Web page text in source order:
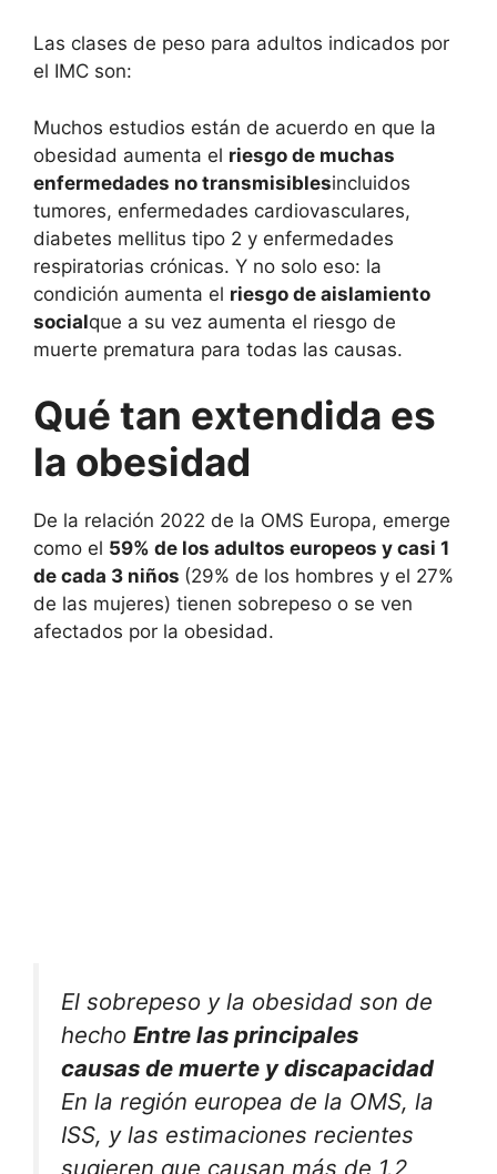
Las clases de peso para adultos indicados por
el IMC son:
Muchos estudios están de acuerdo en que la
obesidad aumenta el riesgo de muchas
enfermedades no transmisiblesincluidos
tumores, enfermedades cardiovasculares,
diabetes mellitus tipo 2 y enfermedades
respiratorias crónicas. Y no solo eso: la
condición aumenta el riesgo de aislamiento
socialque a su vez aumenta el riesgo de
muerte prematura para todas las causas.
Qué tan extendida es
la obesidad
De la relación 2022 de la OMS Europa, emerge
como el 59% de los adultos europeos y casi 1
de cada 3 niños (29% de los hombres y el 27%
de las mujeres) tienen sobrepeso o se ven
afectados por la obesidad.
El sobrepeso y la obesidad son de
hecho Entre las principales
causas de muerte y discapacidad
En la región europea de la OMS, la
ISS, y las estimaciones recientes
sugieren que causan más de 1.2